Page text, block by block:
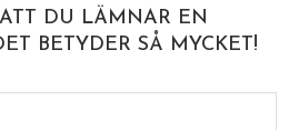
DU LÄMNAR EN
BETYDER SÅ MYCKET!